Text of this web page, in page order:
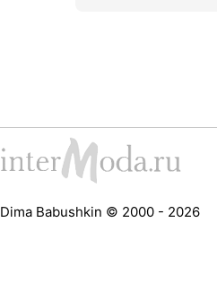
Dima Babushkin © 2000 - 2026